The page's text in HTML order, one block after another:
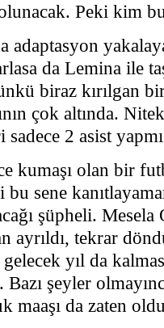
Peki kim
adaptasyon
da Lemina ile
biraz kırılgan
çok altında.
sadece 2 asist
kumaşı olan bir
sene
şüpheli.
ayrıldı, tekrar
yıl da
Bazı şeyler
maaşı da zaten